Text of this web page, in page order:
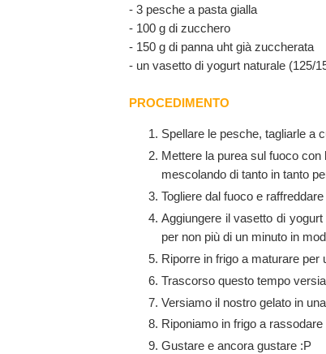
- 3 pesche a pasta gialla
- 100 g di zucchero
- 150 g di panna uht già zuccherata
- un vasetto di yogurt naturale (125/
PROCEDIMENTO
Spellare le pesche, tagliarle a
Mettere la purea sul fuoco
mescolando di tanto in tanto
Togliere dal fuoco e
Aggiungere il vasetto di
per non più di un minuto in
Riporre in frigo a maturare per
Trascorso questo tempo
Versiamo il nostro gelato in
Riponiamo in frigo a
Gustare e ancora gustare :P